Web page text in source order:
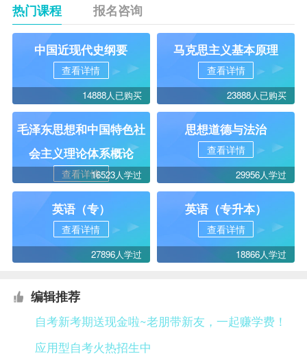
热门课程 报名咨询
中国近现代史纲要
查看详情
14888人已购买
马克思主义基本原理
查看详情
23888人已购买
毛泽东思想和中国特色社
会主义理论体系概论
查看详情16523人学过
思想道德与法治
查看详情
29956人学过
英语（专）
查看详情
27896人学过
英语（专升本）
查看详情
18866人学过
编辑推荐
自考新考期送现金啦~老朋带新友，一起赚学费！
应用型自考火热招生中